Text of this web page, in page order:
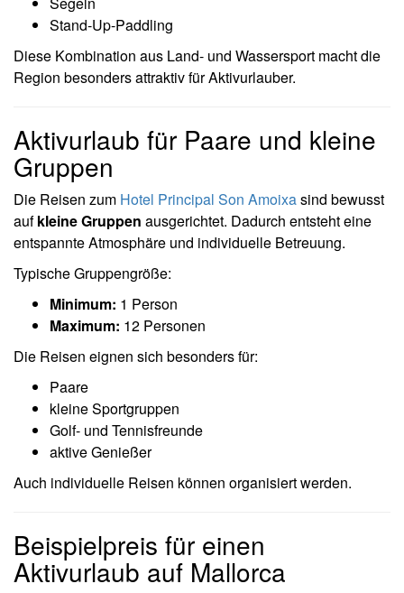
Stand-Up-Paddling
Diese Kombination aus Land- und Wassersport macht die
Region besonders attraktiv für Aktivurlauber.
Aktivurlaub für Paare und kleine
Gruppen
Die Reisen zum Hotel Principal Son Amoixasind bewusst
aufkleine Gruppen ausgerichtet. Dadurch entsteht eine
entspannte Atmosphäre und individuelle Betreuung.
Typische Gruppengröße:
Minimum: 1 Person
Maximum: 12 Personen
Die Reisen eignen sich besonders für:
Paare
kleine Sportgruppen
Golf- und Tennisfreunde
aktive Genießer
Auch individuelle Reisen können organisiert werden.
Beispielpreis für einen
Aktivurlaub auf Mallorca